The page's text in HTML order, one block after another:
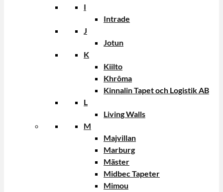
I
Intrade
J
Jotun
K
Kiilto
Khrôma
Kinnalin Tapet och Logistik AB
L
Living Walls
M
Majvillan
Marburg
Mäster
Midbec Tapeter
Mimou